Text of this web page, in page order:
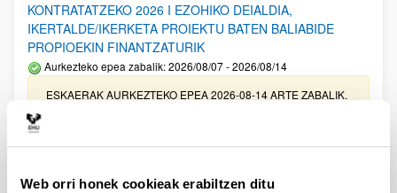
Web orri honek cookieak erabiltzen ditu
KONTRATATZEKO 2026 I EZOHIKO DEIALDIA,
IKERTALDE/IKERKETA PROIEKTU BATEN BALIABIDE
PROPIOEKIN FINANTZATURIK
Aurkezteko epea zabalik: 2026/08/07 - 2026/08/14
ESKAERAK AURKEZTEKO EPEA 2026-08-14 ARTE ZABALIK.
UPV/EHUn Azpiegitura Zientifikoa eta Funts Bibliografikoak